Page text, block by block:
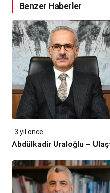
Benzer Haberler
3 yıl önce
Abdülkadir Uraloğlu –